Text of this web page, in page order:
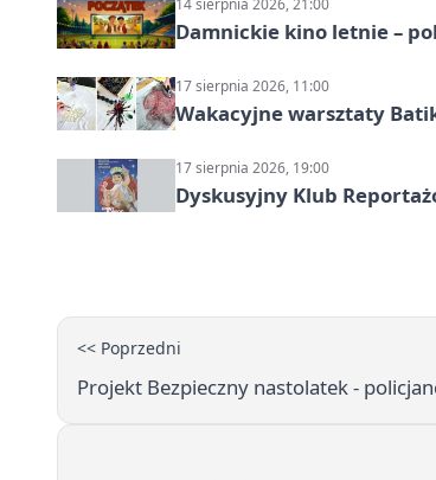
14 sierpnia 2026, 21:00
Damnickie kino letnie –
17 sierpnia 2026, 11:00
Wakacyjne warsztaty
17 sierpnia 2026, 19:00
Dyskusyjny Klub
<< Poprzedni
Projekt Bezpieczny nastolatek -